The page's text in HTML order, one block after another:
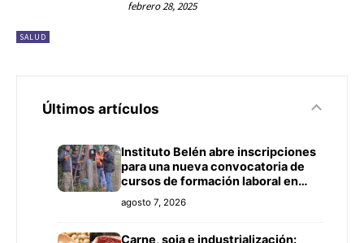
SALUD
febrero 28, 2025
Últimos artículos
Instituto Belén abre inscripciones
para una nueva convocatoria de
cursos de formación laboral en
Concepción
agosto 7, 2026